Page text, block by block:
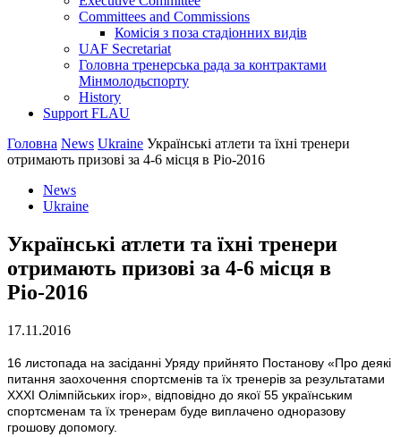
Committees and Commissions
Комісія з поза стадіонних видів
UAF Secretariat
Головна тренерська рада за контрактами
Мінмолодьспорту
History
Support FLAU
Головна News Ukraine Українські атлети та їхні тренери
отримають призові за 4-6 місця в Ріо-2016
News
Ukraine
Українські атлети та їхні тренери
отримають призові за 4-6 місця в
Ріо-2016
17.11.2016
16 листопада на засіданні Уряду прийнято Постанову «Про деякі
питання заохочення спортсменів та їх тренерів за результатами
ХХХІ Олімпійських ігор», відповідно до якої 55 українським
спортсменам та їх тренерам буде виплачено одноразову
грошову допомогу.